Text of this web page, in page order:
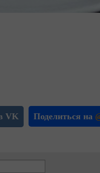
VK Поделиться на